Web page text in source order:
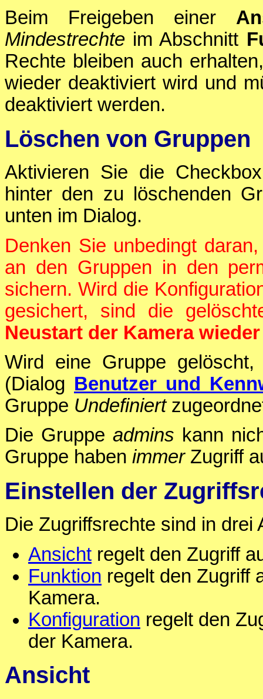
Beim Freigeben einer
Mindestrechte im Abschnitt
Rechte bleiben auch
wieder deaktiviert wird und
deaktiviert werden.
Löschen von Gruppen
Aktivieren Sie die
hinter den zu löschenden
unten im Dialog.
Denken Sie unbedingt
an den Gruppen in den
sichern. Wird die
gesichert, sind die
Neustart der Kamera
Wird eine Gruppe
(Dialog Benutzer und
Gruppe Undefiniert
Die Gruppe admins kann
Gruppe haben immerZugriff
Einstellen der
Die Zugriffsrechte sind in drei
Ansicht regelt den Zugriff
Funktion regelt den Zugriff
Kamera.
Konfiguration regelt den
der Kamera.
Ansicht